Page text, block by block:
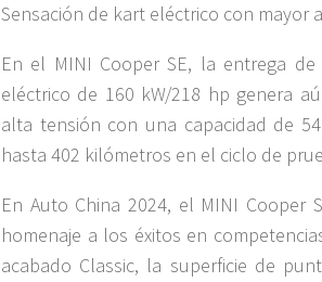
Sensación de kart eléctrico con mayor
En el MINI Cooper SE, la entrega
eléctrico de 160 kW/218 hp genera
alta tensión con una capacidad de
hasta 402 kilómetros en el ciclo de
En Auto China 2024, el MINI Cooper
homenaje a los éxitos en
acabado Classic, la superficie de